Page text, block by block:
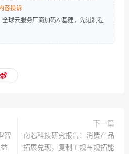
容投诉
全球云服务厂商加码AI基建，先进制程
智
下一篇
南芯科技研究报告：消费产品
拓展兑现，复制工规车规拓能